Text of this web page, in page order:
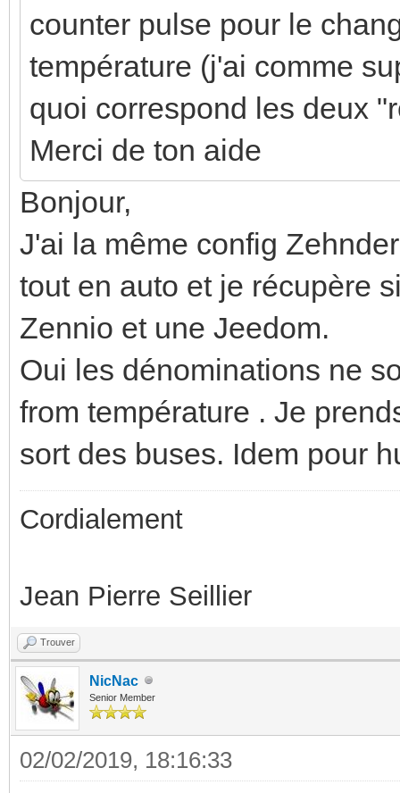
counter pulse pour le
température (j'ai comme
quoi correspond les deux
Merci de ton aide
Bonjour,
J'ai la même config
tout en auto et je récupère
Zennio et une Jeedom.
Oui les dénominations ne
from température . Je
sort des buses. Idem pour
Cordialement
Jean Pierre Seillier
Trouver
NicNac
Senior Member
02/02/2019, 18:16:33